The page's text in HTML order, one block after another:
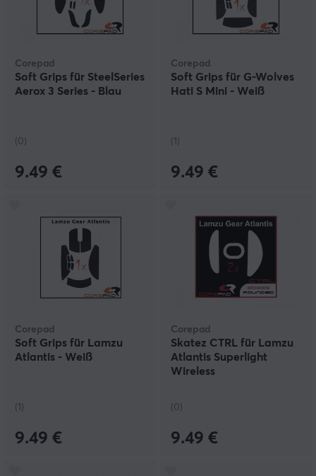
Corepad
Soft Grips für SteelSeries
Aerox 3 Series - Blau
(0)
9.49 €
Corepad
Soft Grips für G-Wolves
Hati S Mini - Weiß
(1)
9.49 €
Corepad
Soft Grips für Lamzu
Atlantis - Weiß
(1)
9.49 €
Corepad
Skatez CTRL für Lamzu
Atlantis Superlight
Wireless
(0)
9.49 €